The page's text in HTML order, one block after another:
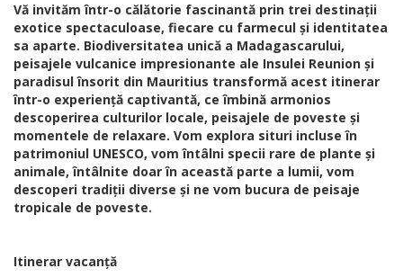
Vă invităm într-o călătorie fascinantă prin trei destinații
exotice spectaculoase, fiecare cu farmecul și identitatea
sa aparte. Biodiversitatea unică a Madagascarului,
peisajele vulcanice impresionante ale Insulei Reunion și
paradisul însorit din Mauritius transformă acest itinerar
într-o experiență captivantă, ce îmbină armonios
descoperirea culturilor locale, peisajele de poveste și
momentele de relaxare. Vom explora situri incluse în
patrimoniul UNESCO, vom întâlni specii rare de plante și
animale, întâlnite doar în această parte a lumii, vom
descoperi tradiții diverse și ne vom bucura de peisaje
tropicale de poveste.
Itinerar vacanță